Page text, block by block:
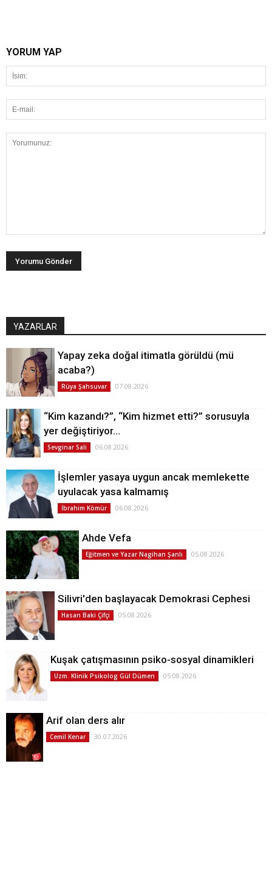
YORUM YAP
YAZARLAR
Yapay zeka doğal itimatla görüldü (mü
acaba?)
Rüya Şahsuvar 07.08.2026
“Kim kazandı?”, “Kim hizmet etti?” sorusuyla
yer değiştiriyor…
Sevginar Sali 06.08.2026
İşlemler yasaya uygun ancak memlekette
uyulacak yasa kalmamış
İbrahim Kömür 06.08.2026
Ahde Vefa
Eğitmen ve Yazar Nagihan Şanlı 05.08.2026
Silivri'den başlayacak Demokrasi Cephesi
Hasan Baki Çifçi 05.08.2026
Kuşak çatışmasının psiko-sosyal dinamikleri
Uzm. Klinik Psikolog Gül Dümen 05.08.2026
Arif olan ders alır
Cemil Kenar 30.07.2026